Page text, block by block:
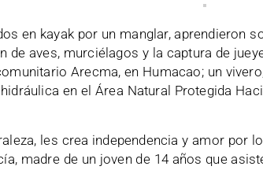
en kayak por un manglar, aprendieron
de aves, murciélagos y la captura de
Arecma, en Humacao; un
en el Área Natural Protegida
les crea independencia y amor por
madre de un joven de 14 años que